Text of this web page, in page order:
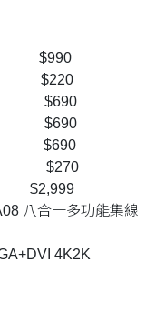
$990
$220
$690
$690
$690
器 $270
八合一多功能集線
4K2K